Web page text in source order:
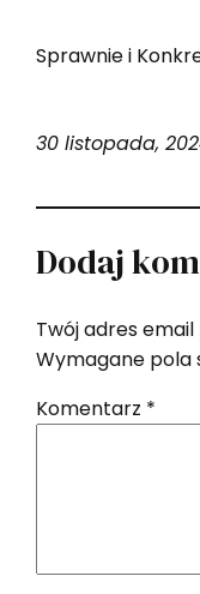
Sprawnie i
30 listopada,
Dodaj
Twój adres
Wymagane pola
Komentarz *